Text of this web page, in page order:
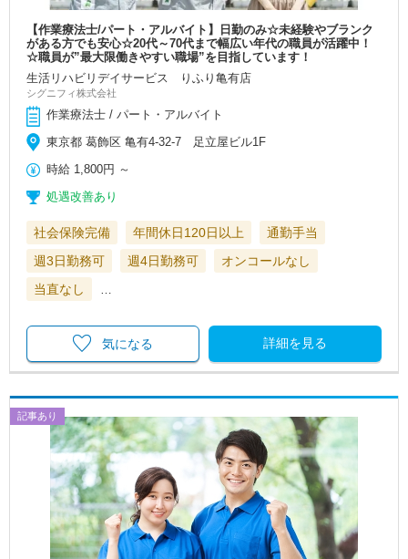
【作業療法士/パート・アルバイト】日勤のみ☆未経験やブランク
がある方でも安心☆20代～70代まで幅広い年代の職員が活躍中！
☆職員が”最大限働きやすい職場”を目指しています！
生活リハビリデイサービス りふり亀有店
シグニフィ株式会社
作業療法士 / パート・アルバイト
東京都 葛飾区 亀有4-32-7 足立屋ビル1F
時給 1,800円 ～
処遇改善あり
社会保険完備 年間休日120日以上
通勤手当
週3日勤務可
週4日勤務可
オンコールなし
当直なし
詳細を見る
気になる
記事あり